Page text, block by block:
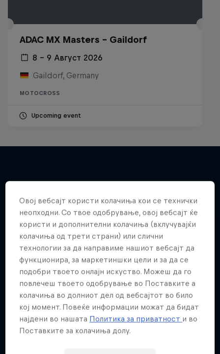
ADAC MX Masters – Gaildorf
8 – 9 Август 2026
Gaildorf, Germany
MOTOCROSS
Upcoming event
Овој вебсајт користи колачиња кои се технички
неопходни. Со твое одобрување, овој вебсајт ќе
користи и дополнителни колачиња (вклучувајќи
колачиња од трети страни) или слични
технологии за да направиме нашиот вебсајт да
функционира, за маркетиншки цели и за да се
подобри твоето онлајн искуство. Можеш да го
повлечеш твоето одобрување во Поставките а
колачиња во долниот дел од вебсајтот во било
кој момент. Повеќе информации можат да бидат
најдени во нашата Политика за приватност и во
Поставките за колачиња долу.